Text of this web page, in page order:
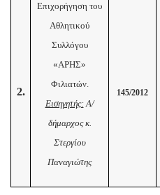
2.
Επιχορήγηση του
Αθλητικού
Συλλόγου
«ΑΡΗΣ»
Φιλιατών.
Εισηγητής:Α/
δήμαρχος κ.
Στεργίου
Παναγιώτης
145/2012